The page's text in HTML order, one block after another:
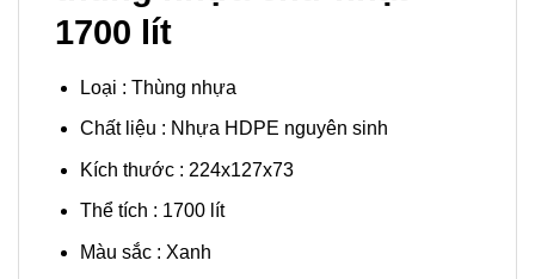
1700 lít
Loại : Thùng nhựa
Chất liệu : Nhựa HDPE nguyên sinh
Kích thước : 224x127x73
Thể tích : 1700 lít
Màu sắc : Xanh